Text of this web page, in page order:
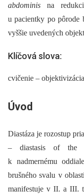
abdominisna
u pacientky po pôrode
vyššie uvedených
Klíčová slova:
cvičenie –
Úvod
Diastáza je rozostup
–⁠ diastasis of the
k nadmernému
brušného svalu v
manifestuje v II. a III.